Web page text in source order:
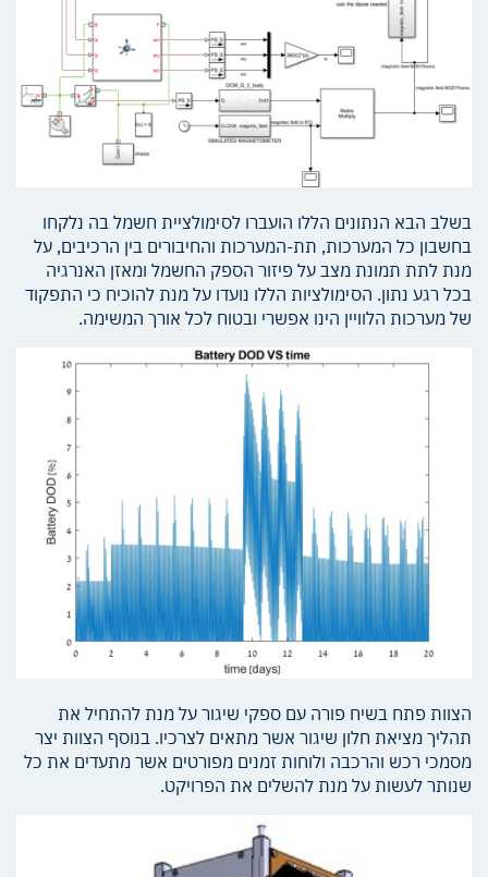
בשלב הבא הנתונים הללו הועברו לסימולציית חשמל בה נלקחו
בחשבון כל המערכות, תת-המערכות והחיבורים בין הרכיבים, על
מנת לתת תמונת מצב על פיזור הספק החשמל ומאזן האנרגיה
בכל רגע נתון. הסימולציות הללו נועדו על מנת להוכיח כי התפקוד
של מערכות הלוויין הינו אפשרי ובטוח לכל אורך המשימה.
הצוות פתח בשיח פורה עם ספקי שיגור על מנת להתחיל את
תהליך מציאת חלון שיגור אשר מתאים לצרכיו. בנוסף הצוות יצר
מסמכי רכש והרכבה ולוחות זמנים מפורטים אשר מתעדים את כל
שנותר לעשות על מנת להשלים את הפרויקט.